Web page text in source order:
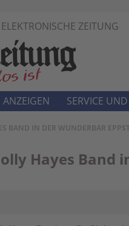
ELEKTRONISCHE ZEITUNG
BAND IN DER WUNDERBAR
Hayes Band
ANZEIGEN SERVICE